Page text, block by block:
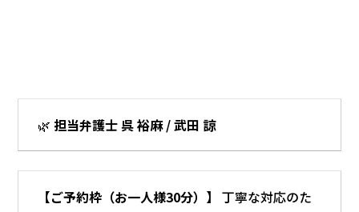
🌿 担当弁護士 呉 裕麻 / 武田 諒
【ご予約枠（お一人様30分） 】 丁寧な対応のた